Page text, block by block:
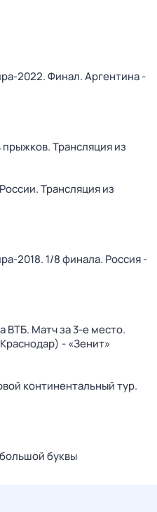
2022. Финал. Аргентина -
Трансляция из
Трансляция из
2018. 1/8 финала. Россия -
ВТБ. Матч за 3-е место.
- «Зенит»
континентальный тур.
буквы